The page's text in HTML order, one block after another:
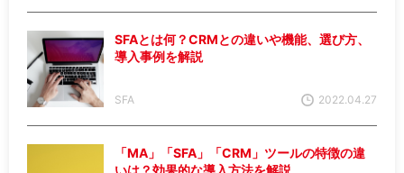
SFAとは何？CRMとの違いや機能、選び方、
導入事例を解説
2022.04.27
SFA
「MA」「SFA」「CRM」ツールの特徴の違
いは？効果的な導入方法を解説